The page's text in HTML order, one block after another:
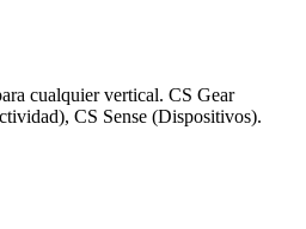
cualquier vertical. CS Gear
CS Sense (Dispositivos).